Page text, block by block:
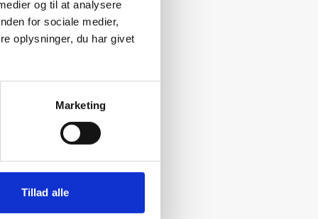
og til at analysere
for sociale medier,
oplysninger, du har givet
Marketing
Tillad alle